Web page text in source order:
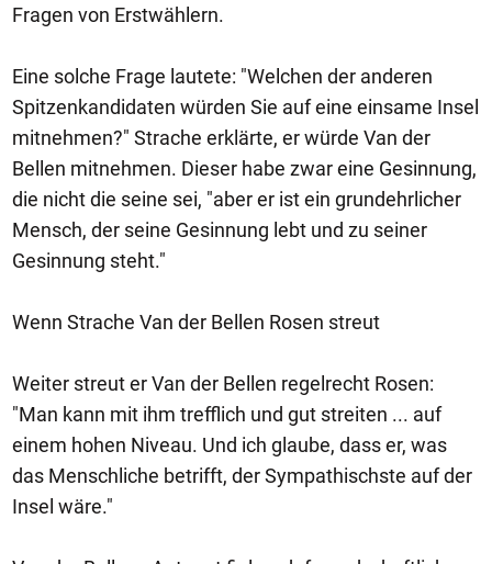
Fragen von Erstwählern.
Eine solche Frage lautete: "Welchen der anderen
Spitzenkandidaten würden Sie auf eine einsame Insel
mitnehmen?" Strache erklärte, er würde Van der
Bellen mitnehmen. Dieser habe zwar eine Gesinnung,
die nicht die seine sei, "aber er ist ein grundehrlicher
Mensch, der seine Gesinnung lebt und zu seiner
Gesinnung steht."
Wenn Strache Van der Bellen Rosen streut
Weiter streut er Van der Bellen regelrecht Rosen:
"Man kann mit ihm trefflich und gut streiten ... auf
einem hohen Niveau. Und ich glaube, dass er, was
das Menschliche betrifft, der Sympathischste auf der
Insel wäre."